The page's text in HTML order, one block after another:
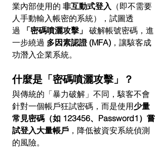
業內部使用的 非互動式登入 （即不需要
人手動輸入帳密的系統），試圖透
過
「密碼噴灑攻擊」 破解帳號密碼，進
一步繞過 多因素認證 (MFA) ，讓駭客成
功潛入企業系統。
什麼是「密碼噴灑攻擊」？
與傳統的「暴力破解」不同，駭客不會
針對一個帳戶狂試密碼，而是使用少量
常見密碼（如 123456、Password1）嘗
試登入大量帳戶 ，降低被資安系統偵測
的風險。